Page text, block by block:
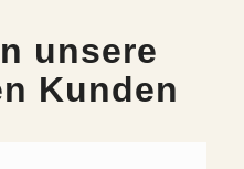
unsere
Kunden